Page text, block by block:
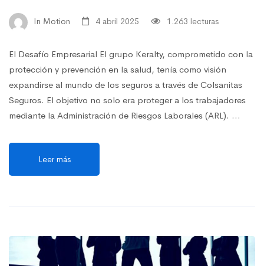
In Motion 4 abril 2025 1.263 lecturas
El Desafío Empresarial El grupo Keralty, comprometido con la
protección y prevención en la salud, tenía como visión
expandirse al mundo de los seguros a través de Colsanitas
Seguros. El objetivo no solo era proteger a los trabajadores
mediante la Administración de Riesgos Laborales (ARL). …
Leer más